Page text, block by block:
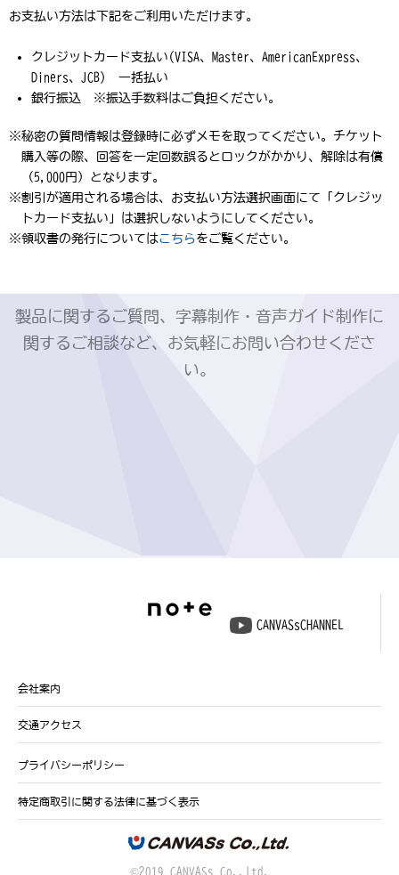
お支払い方法は下記をご利用いただけます。
クレジットカード支払い(VISA、Master、AmericanExpress、
Diners、JCB) 一括払い
銀行振込 ※振込手数料はご負担ください。
※秘密の質問情報は登録時に必ずメモを取ってください。チケット
購入等の際、回答を一定回数誤るとロックがかかり、解除は有償
（5,000円）となります。
※割引が適用される場合は、お支払い方法選択画面にて「クレジッ
トカード支払い」は選択しないようにしてください。
※領収書の発行についてはこちらをご覧ください。
製品に関するご質問、字幕制作・音声ガイド制作に
関するご相談など、お気軽にお問い合わせくださ
い。
CANVASsCHANNEL
会社案内
交通アクセス
プライバシーポリシー
特定商取引に関する法律に基づく表示
©2019 CANVASs Co.,ltd.